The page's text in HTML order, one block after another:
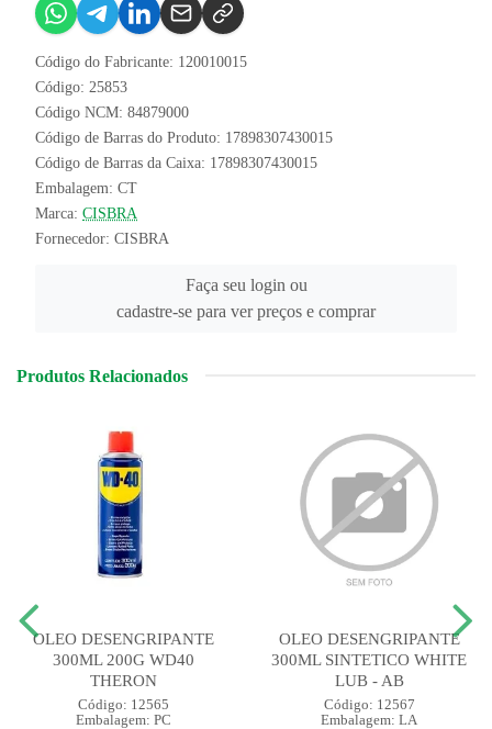
Código do Fabricante: 120010015
Código: 25853
Código NCM: 84879000
Código de Barras do Produto: 17898307430015
Código de Barras da Caixa: 17898307430015
Embalagem: CT
Marca: CISBRA
Fornecedor: CISBRA
Faça seu login ou
cadastre-se para ver preços e comprar
Produtos Relacionados
OLEO DESENGRIPANTE
300ML 200G WD40
THERON
Código: 12565
Embalagem: PC
OLEO DESENGRIPANTE
300ML SINTETICO WHITE
LUB - AB
Código: 12567
Embalagem: LA